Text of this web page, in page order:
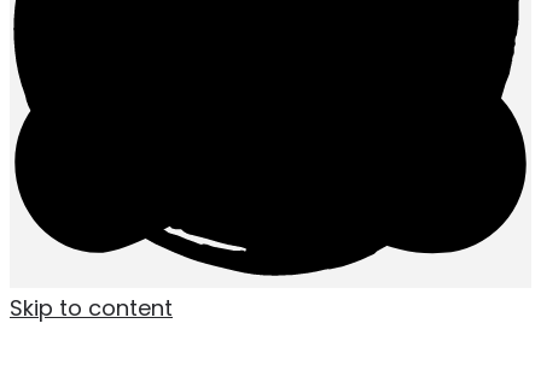
Skip to content